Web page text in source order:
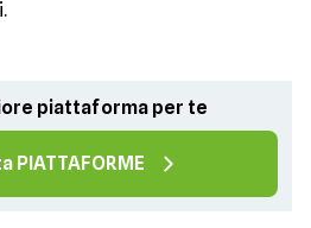
piattaforma per te
PIATTAFORME